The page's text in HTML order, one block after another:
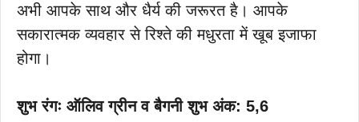
अभी आपके साथ और धैर्य की जरूरत है। आपके
सकारात्मक व्यवहार से रिश्ते की मधुरता में खूब इजाफा
होगा।
शुभ रंगः ऑलिव ग्रीन व बैगनी शुभ अंक: 5,6